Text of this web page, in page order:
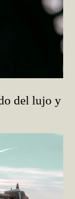
del lujo y